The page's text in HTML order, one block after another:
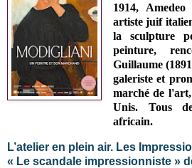
1914, Amedeo
artiste juif
la sculpture
peinture,
Guillaume
galeriste et
marché de
Unis. Tous
africain.
L’atelier en plein air. Les
« Le scandale impressionniste »